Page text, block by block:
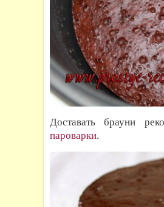
Доставать брауни
пароварки.